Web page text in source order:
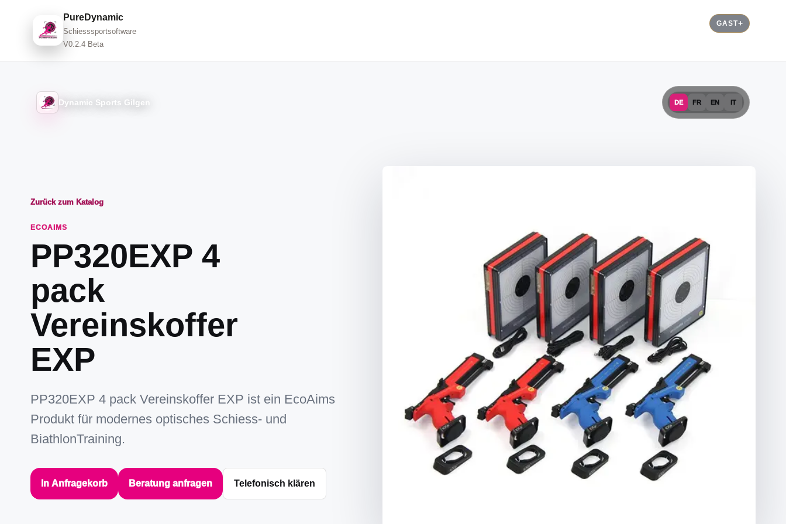
PureDynamic
Schiesssportsoftware
V0.2.4 Beta
GAST
Dynamic Sports Gilgen DE FR EN IT
Zurück zum Katalog
ECOAIMS
PP320EXP 4
pack
Vereinskoffer
EXP
PP320EXP 4 pack Vereinskoffer EXP ist ein EcoAims
Produkt für modernes optisches Schiess- und
BiathlonTraining.
In Anfragekorb Beratung anfragen Telefonisch klären